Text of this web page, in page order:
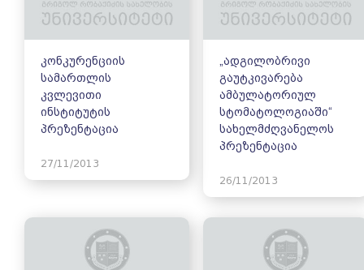
კონკურენციის
სამართლის
კვლევითი
ინსტიტუტის
პრეზენტაცია
27/11/2013
„ადგილობრივი
გაუტკივარება
ამბულატორიულ
სტომატოლოგიაში“
სახელმძღვანელოს
პრეზენტაცია
26/11/2013